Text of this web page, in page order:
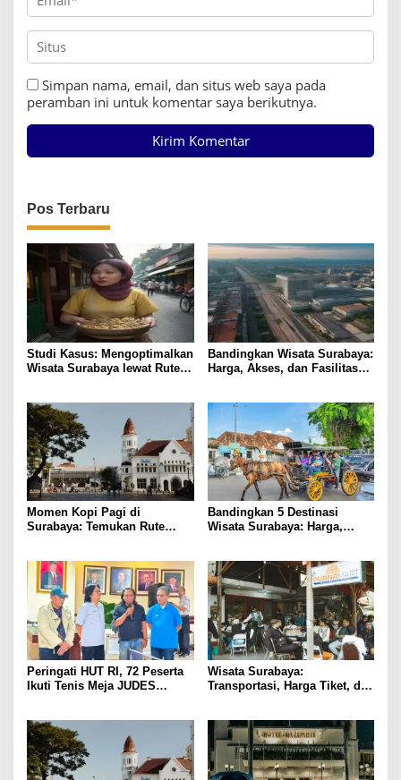
Simpan nama, email, dan situs web saya pada
peramban ini untuk komentar saya berikutnya.
Pos Terbaru
Studi Kasus: Mengoptimalkan
Wisata Surabaya lewat Rute
Bandingkan Wisata Surabaya:
Harga, Akses, dan Fasilitas
Momen Kopi Pagi di
Surabaya: Temukan Rute
Bandingkan 5 Destinasi
Wisata Surabaya: Harga,
Peringati HUT RI, 72 Peserta
Ikuti Tenis Meja JUDES
Wisata Surabaya:
Transportasi, Harga Tiket, dan